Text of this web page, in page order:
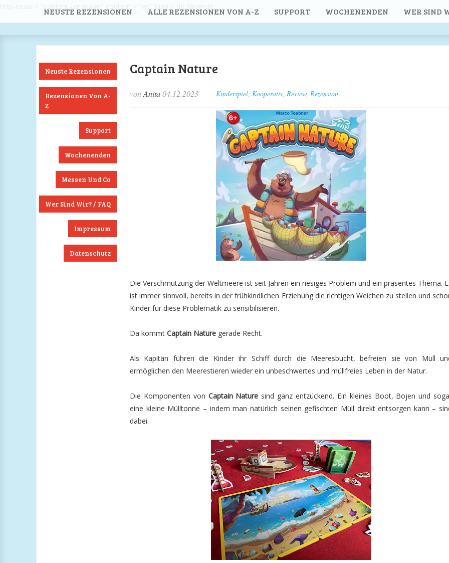
NEUSTE REZENSIONEN ALLE REZENSIONEN VON A-Z SUPPORT WOCHENENDEN WER SIND
Neuste Rezensionen
Rezensionen Von A-
Z
Support
Wochenenden
Messen Und Co
Wer Sind Wir? / FAQ
Impressum
Datenschutz
Captain Nature
vonAnita04.12.2023 Kinderspiel, Kooperativ, Review, Rezension
Die Verschmutzung der Weltmeere ist seit Jahren ein riesiges Problem und ein präsentes Thema.
ist immer sinnvoll, bereits in der frühkindlichen Erziehung die richtigen Weichen zu stellen und
Kinder für diese Problematik zu sensibilisieren.
Da kommt Captain Nature gerade Recht.
Als Kapitän führen die Kinder ihr Schiff durch die Meeresbucht, befreien sie von Müll
ermöglichen den Meerestieren wieder ein unbeschwertes und müllfreies Leben in der Natur.
Die Komponenten von Captain Nature sind ganz entzückend. Ein kleines Boot, Bojen und
eine kleine Mülltonne – indem man natürlich seinen gefischten Müll direkt entsorgen kann –
dabei.
Instagram